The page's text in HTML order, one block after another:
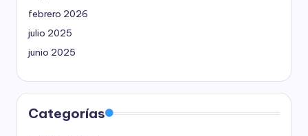
febrero 2026
julio 2025
junio 2025
Categorías